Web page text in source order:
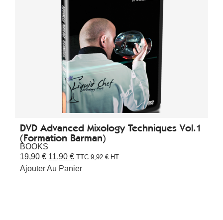
DVD Advanced Mixology Techniques Vol.1
(Formation Barman)
BOOKS
19,90€ 11,90 € TTC 9,92 € HT
Ajouter Au Panier